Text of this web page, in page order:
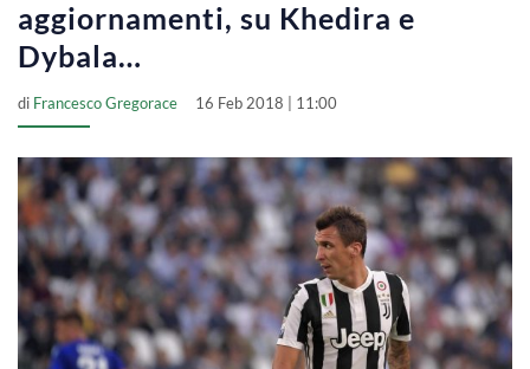
aggiornamenti, su Khedira e
Dybala…
di Francesco Gregorace 16 Feb 2018 | 11:00